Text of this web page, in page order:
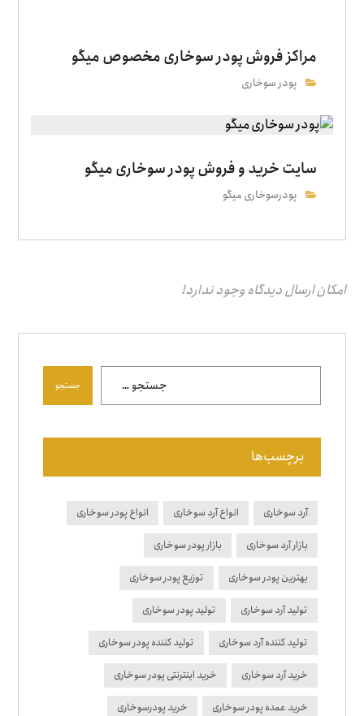
مراکز فروش پودر سوخاری مخصوص میگو
پودر سوخاری
سایت خرید و فروش پودر سوخاری میگو
پودرسوخاری میگو
امکان ارسال دیدگاه وجود ندارد!
جستجو
برچسب‌ها
آرد سوخاری انواع آرد سوخاری انواع پودر سوخاری
بازار آرد سوخاری بازار پودر سوخاری
بهترین پودر سوخاری توزیع پودر سوخاری
تولید آرد سوخاری تولید پودر سوخاری
تولید کننده آرد سوخاری تولید کننده پودر سوخاری
خرید آرد سوخاری خرید اینترنتی پودر سوخاری
خرید عمده پودر سوخاری خرید پودرسوخاری